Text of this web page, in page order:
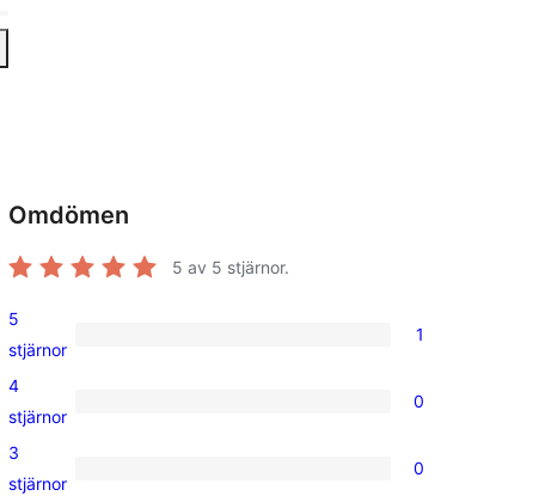
Omdömen
5 av 5 stjärnor.
1
5-
stjärnig
recension
5
stjärnor
1
0
4-
stjärniga
4
stjärnor
0
0
3
stjärnor
0